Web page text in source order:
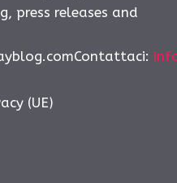
press releases and
(UE)